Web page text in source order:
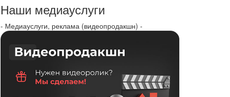
Наши медиауслуги
- Медиауслуги, реклама (видеопродакшн) -